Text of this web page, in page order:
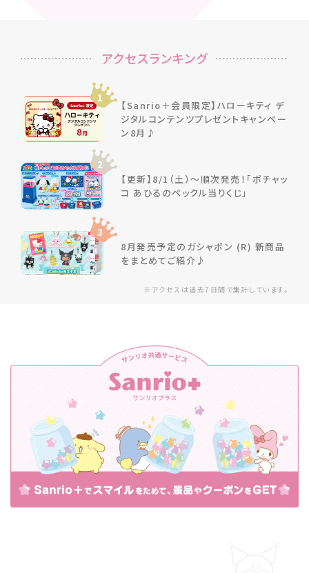
※アクセスは過去7日間で集計しています。
アクセスランキング
1
【Sanrio＋会員限定】ハローキティ デ
ジタルコンテンツプレゼントキャンペー
ン8月♪
2
【更新】8/1（土）～順次発売！「ポチャッ
コ あひるのペックル当りくじ」
3
8月発売予定のガシャポン (R) 新商品
をまとめてご紹介♪